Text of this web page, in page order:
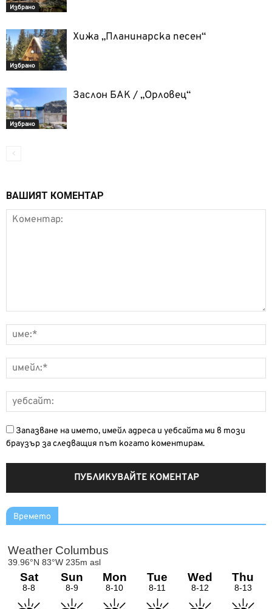
Избрано
Избрано
Хижа „Планинарска песен“
Избрано
Заслон БАК / „Орловец“
ВАШИЯТ КОМЕНТАР
Запазване на името, имейл адреса и уебсайта ми в този
браузър за следващия път когато коментирам.
Времето